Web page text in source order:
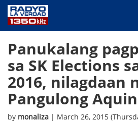
PUBLIC SERVICE
ANNOUNCEMENTS
PROGRAMS
ABOUT
CONTACT US
Panukalang
sa SK Elections
2016, nilagdaan
Pangulong
by monaliza | March 26, 2015